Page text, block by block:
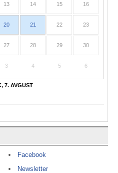
13 14 15 16
20 21 22 23
27 28 29 30
3 4 5 6
7. AVGUST
Facebook
Newsletter